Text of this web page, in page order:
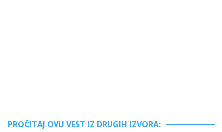
PROČITAJ OVU VEST IZ DRUGIH IZVORA: